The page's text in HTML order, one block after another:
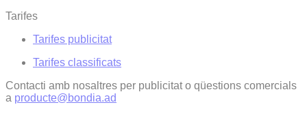
Tarifes
Tarifes publicitat
Tarifes classificats
Contacti amb nosaltres per publicitat o qüestions comercials
a producte@bondia.ad